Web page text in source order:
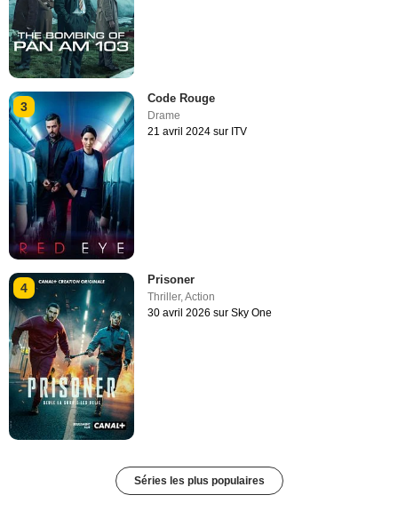
3
Code Rouge
Drame
21 avril 2024 sur ITV
4
Prisoner
Thriller,Action
30 avril 2026 sur Sky One
Séries les plus populaires